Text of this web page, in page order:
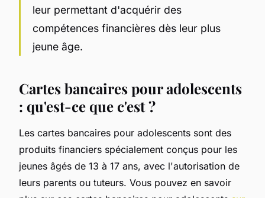
leur permettant d'acquérir des
compétences financières dès leur plus
jeune âge.
Cartes bancaires pour adolescents
: qu'est-ce que c'est ?
Les cartes bancaires pour adolescents sont des
produits financiers spécialement conçus pour les
jeunes âgés de 13 à 17 ans, avec l'autorisation de
leurs parents ou tuteurs. Vous pouvez en savoir